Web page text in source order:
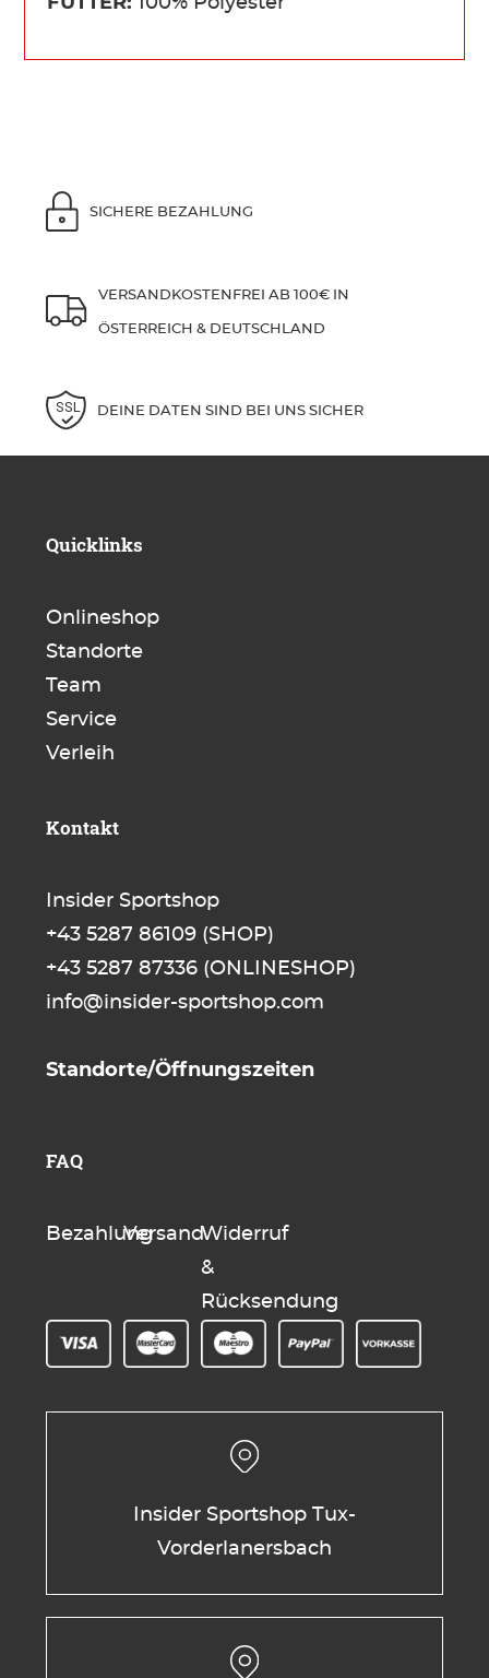
SICHERE BEZAHLUNG
VERSANDKOSTENFREI AB 100€ IN
ÖSTERREICH & DEUTSCHLAND
DEINE DATEN SIND BEI UNS SICHER
Quicklinks
Onlineshop
Standorte
Team
Service
Verleih
Kontakt
Insider Sportshop
+43 5287 86109 (SHOP)
+43 5287 87336 (ONLINESHOP)
info@insider-sportshop.com
Standorte/Öffnungszeiten
FAQ
BezahlungVersandWiderruf
&
Rücksendung
Insider Sportshop Tux-
Vorderlanersbach